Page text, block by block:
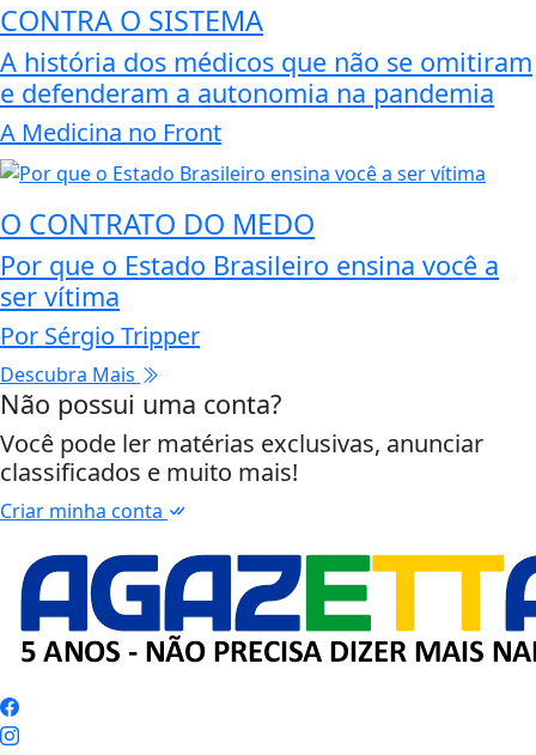
CONTRA O SISTEMA
A história dos médicos que não se omitiram
e defenderam a autonomia na pandemia
A Medicina no Front
O CONTRATO DO MEDO
Por que o Estado Brasileiro ensina você a
ser vítima
Por Sérgio Tripper
Descubra Mais
Não possui uma conta?
Você pode ler matérias exclusivas, anunciar
classificados e muito mais!
Criar minha conta